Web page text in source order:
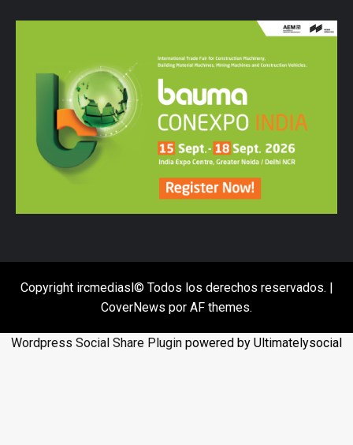
Copyright ircmediasl© Todos los derechos reservados. |
CoverNews por AF themes.
Wordpress Social Share Plugin powered by Ultimatelysocial